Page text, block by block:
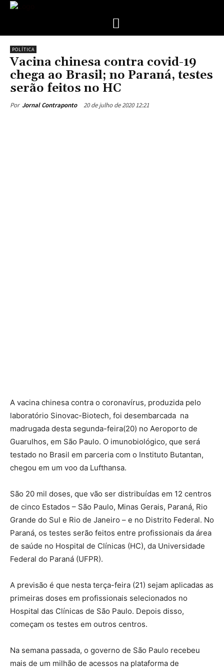
POLÍTICA
Vacina chinesa contra covid-19
chega ao Brasil; no Paraná, testes
serão feitos no HC
Por Jornal Contraponto 20 de julho de 2020 12:21
A vacina chinesa contra o coronavírus, produzida pelo
laboratório Sinovac-Biotech, foi desembarcada na
madrugada desta segunda-feira(20) no Aeroporto de
Guarulhos, em São Paulo. O imunobiológico, que será
testado no Brasil em parceria com o Instituto Butantan,
chegou em um voo da Lufthansa.
São 20 mil doses, que vão ser distribuídas em 12 centros
de cinco Estados – São Paulo, Minas Gerais, Paraná, Rio
Grande do Sul e Rio de Janeiro – e no Distrito Federal. No
Paraná, os testes serão feitos entre profissionais da área
de saúde no Hospital de Clínicas (HC), da Universidade
Federal do Paraná (UFPR).
A previsão é que nesta terça-feira (21) sejam aplicadas as
primeiras doses em profissionais selecionados no
Hospital das Clínicas de São Paulo. Depois disso,
começam os testes em outros centros.
Na semana passada, o governo de São Paulo recebeu
mais de um milhão de acessos na plataforma de